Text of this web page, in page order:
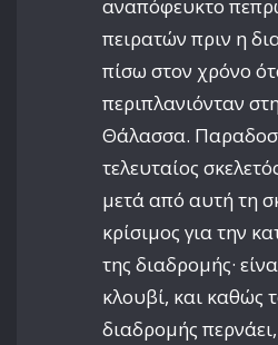
αναπόφευκτο
πειρατών πριν η
πίσω στον χρόνο
περιπλανιόνταν
Θάλασσα.
τελευταίος
μετά από αυτή τη
κρίσιμος για την
της διαδρομής·
κλουβί, και καθώς
διαδρομής